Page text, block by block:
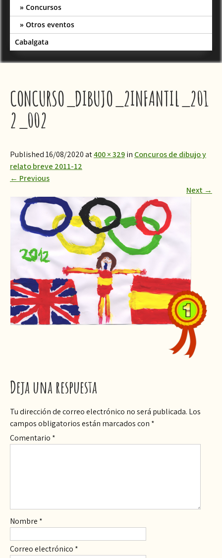
Concursos
Otros eventos
Cabalgata
CONCURSO_DIBUJO_2INFANTIL_201
2_002
Published 16/08/2020 at400 × 329in Concuros de dibujo y
relato breve 2011-12
← Previous
Next →
Deja una respuesta
Tu dirección de correo electrónico no será publicada. Los
campos obligatorios están marcados con *
Comentario *
Nombre *
Correo electrónico *